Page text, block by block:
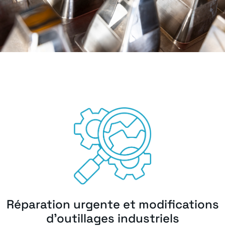
Réparation urgente et modifications
d'outillages industriels